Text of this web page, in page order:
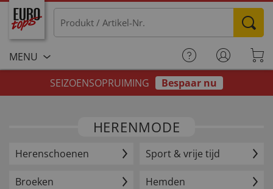
MENU
SEIZOENSOPRUIMING
Bespaar nu
HERENMODE
Herenschoenen Sport & vrije tijd
Broeken Hemden